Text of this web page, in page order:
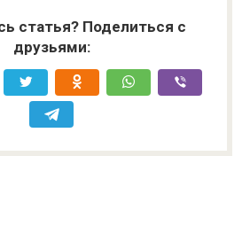
статья? Поделиться с
друзьями: